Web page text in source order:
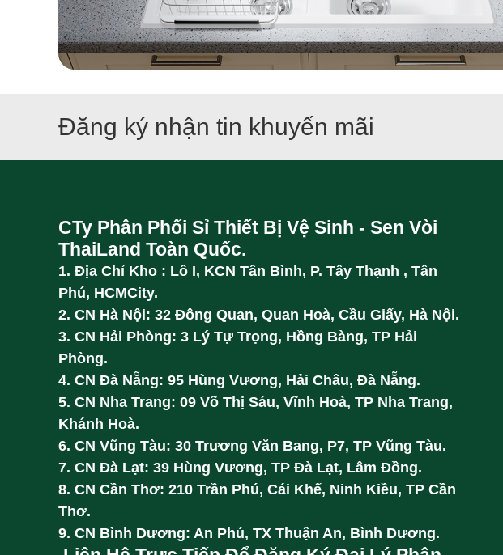
Đăng ký nhận tin khuyến mãi
CTy Phân Phối Sỉ Thiết Bị Vệ Sinh - Sen Vòi
ThaiLand Toàn Quốc.
1. Địa Chỉ Kho : Lô I, KCN Tân Bình, P. Tây Thạnh , Tân
Phú, HCMCity.
2. CN Hà Nội: 32 Đông Quan, Quan Hoà, Cầu Giấy, Hà Nội.
3. CN Hải Phòng: 3 Lý Tự Trọng, Hồng Bàng, TP Hải
Phòng.
4. CN Đà Nẵng: 95 Hùng Vương, Hải Châu, Đà Nẵng.
5. CN Nha Trang: 09 Võ Thị Sáu, Vĩnh Hoà, TP Nha Trang,
Khánh Hoà.
6. CN Vũng Tàu: 30 Trương Văn Bang, P7, TP Vũng Tàu.
7. CN Đà Lạt: 39 Hùng Vương, TP Đà Lạt, Lâm Đồng.
8. CN Cần Thơ: 210 Trần Phú, Cái Khế, Ninh Kiều, TP Cần
Thơ.
9. CN Bình Dương: An Phú, TX Thuận An, Bình Dương.